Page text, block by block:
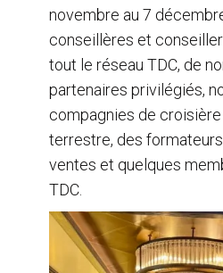
novembre au 7
conseillères et
tout le réseau TDC, de
partenaires privilégiés,
compagnies de
terrestre, des
ventes et quelques
TDC.